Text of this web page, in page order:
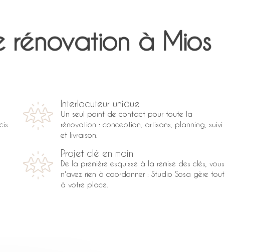
rénovation à Mios
Interlocuteur unique
Un seul point de contact pour toute la
rénovation : conception, artisans, planning, suivi
et livraison.
Projet clé en main
De la première esquisse à la remise des clés, vous
n'avez rien à coordonner : Studio Sosa gère tout
à votre place.